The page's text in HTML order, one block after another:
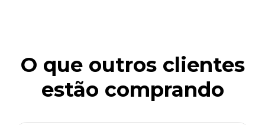
O que outros clientes
estão comprando